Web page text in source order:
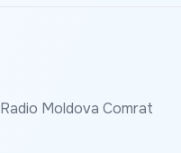
Radio Moldova Comrat